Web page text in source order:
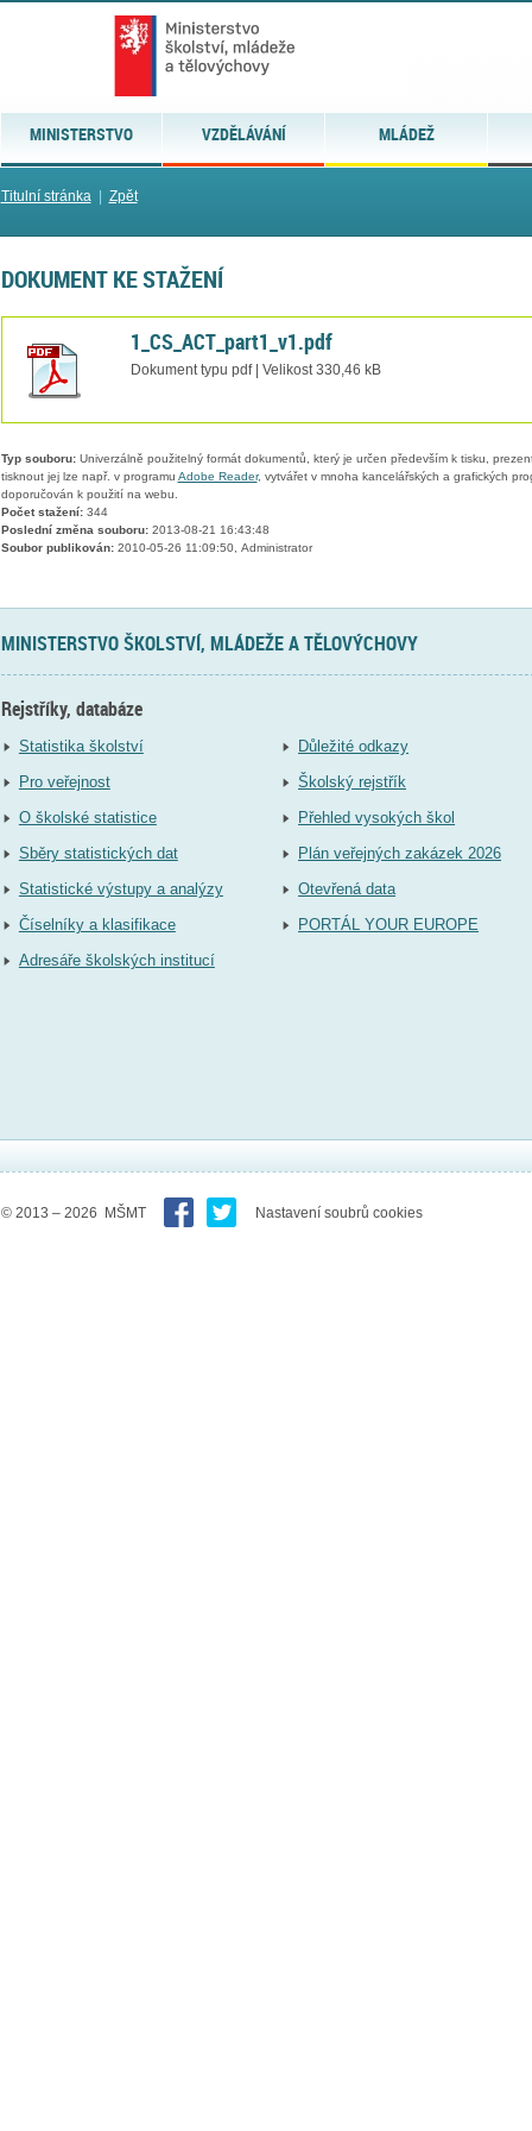
MINISTERSTVO VZDĚLÁVÁNÍ MLÁDEŽ
Titulní stránka| Zpět
DOKUMENT KE STAŽENÍ
1_CS_ACT_part1_v1.pdf
Dokument typu pdf | Velikost 330,46 kB
Typ souboru:Univerzálně použitelný formát dokumentů, který je určen především k tisku,
tisknout jej lze např. v programu Adobe Reader, vytvářet v mnoha kancelářských a grafických
doporučován k použití na webu.
Počet stažení:344
Poslední změna souboru:2013-08-21 16:43:48
Soubor publikován:2010-05-26 11:09:50, Administrator
MINISTERSTVO ŠKOLSTVÍ, MLÁDEŽE A TĚLOVÝCHOVY
Rejstříky, databáze
Statistika školství
Pro veřejnost
O školské statistice
Sběry statistických dat
Statistické výstupy a analýzy
Číselníky a klasifikace
Adresáře školských institucí
Důležité odkazy
Školský rejstřík
Přehled vysokých škol
Plán veřejných zakázek 2026
Otevřená data
PORTÁL YOUR EUROPE
© 2013 – 2026 MŠMT Nastavení soubrů cookies